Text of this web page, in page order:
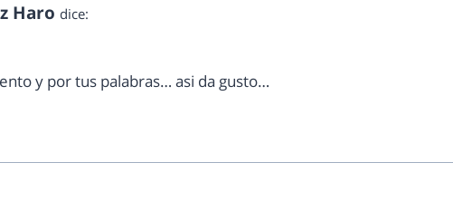
Haro dice:
y por tus palabras… asi da gusto…